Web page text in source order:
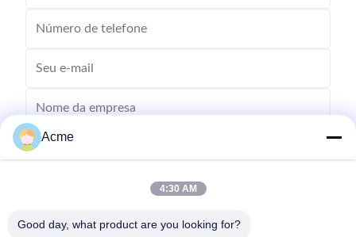
Acme
4:30 AM
Good day, what product are you looking for?